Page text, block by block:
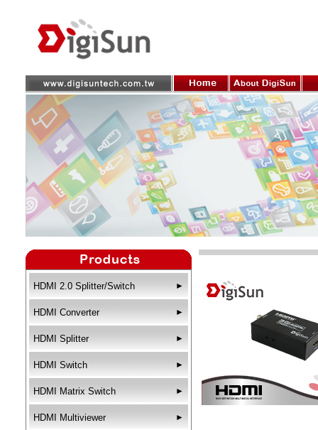
HDMI 2.0 Splitter/Switch ►
HDMI Converter ►
HDMI Splitter ►
HDMI Switch ►
HDMI Matrix Switch ►
HDMI Multiviewer ►